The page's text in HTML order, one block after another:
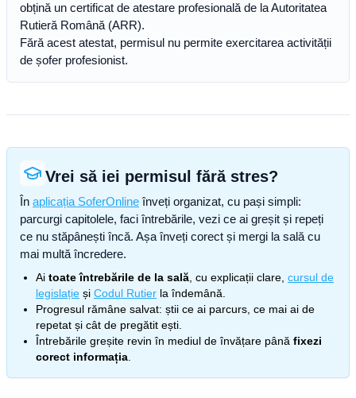
obțină un certificat de atestare profesională de la Autoritatea
Rutieră Română (ARR).
Fără acest atestat, permisul nu permite exercitarea activității
de șofer profesionist.
Vrei să iei permisul fără stres?
În aplicația SoferOnline înveți organizat, cu pași simpli:
parcurgi capitolele, faci întrebările, vezi ce ai greșit și repeți
ce nu stăpânești încă. Așa înveți corect și mergi la sală cu
mai multă încredere.
Ai toate întrebările de la sală , cu explicații clare, cursul de
legislație și Codul Rutier la îndemână.
Progresul rămâne salvat: știi ce ai parcurs, ce mai ai de
repetat și cât de pregătit ești.
Întrebările greșite revin în mediul de învățare până fixezi
corect informația